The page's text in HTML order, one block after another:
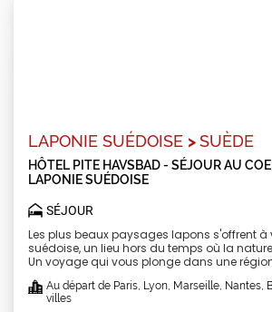
LAPONIE SUÉDOISE >SUÈDE
HÔTEL PITE HAVSBAD - SÉJOUR AU
LAPONIE SUÉDOISE
SÉJOUR
Les plus beaux paysages lapons s'offrent à vous ! La
suédoise, un lieu hors du temps où la
Un voyage qui vous plonge dans une
aurores boréales dessinent des paysages
notre séjour tout compris*, vous vivrez une expérience
Au départ de Paris, Lyon, Marseille, Nantes,
villes